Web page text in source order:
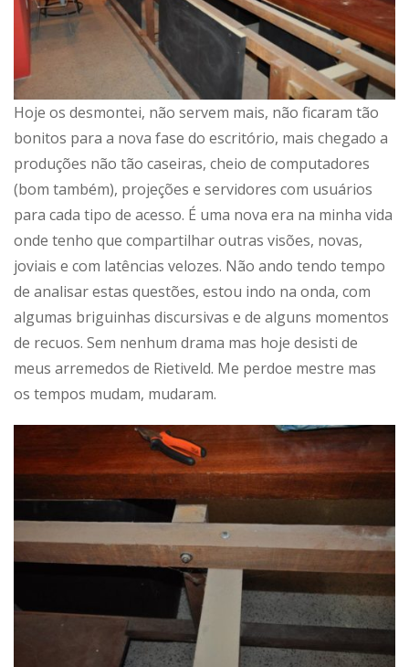
Hoje os desmontei, não servem mais, não ficaram tão
bonitos para a nova fase do escritório, mais chegado a
produções não tão caseiras, cheio de computadores
(bom também), projeções e servidores com usuários
para cada tipo de acesso. É uma nova era na minha vida
onde tenho que compartilhar outras visões, novas,
joviais e com latências velozes. Não ando tendo tempo
de analisar estas questões, estou indo na onda, com
algumas briguinhas discursivas e de alguns momentos
de recuos. Sem nenhum drama mas hoje desisti de
meus arremedos de Rietiveld. Me perdoe mestre mas
os tempos mudam, mudaram.